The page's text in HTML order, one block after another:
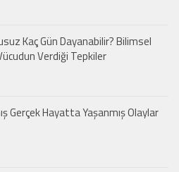
Kaç Gün Dayanabilir? Bilimsel
Verdiği Tepkiler
Gerçek Hayatta Yaşanmış Olaylar